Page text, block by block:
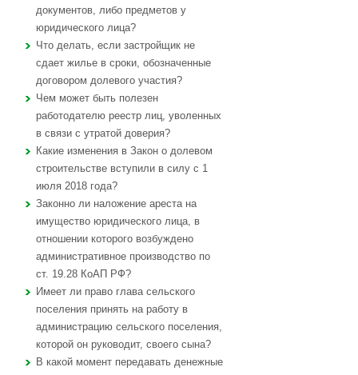
документов, либо предметов у
юридического лица?
Что делать, если застройщик не
сдает жилье в сроки, обозначенные
договором долевого участия?
Чем может быть полезен
работодателю реестр лиц, уволенных
в связи с утратой доверия?
Какие изменения в Закон о долевом
строительстве вступили в силу с 1
июля 2018 года?
Законно ли наложение ареста на
имущество юридического лица, в
отношении которого возбуждено
административное производство по
ст. 19.28 КоАП РФ?
Имеет ли право глава сельского
поселения принять на работу в
администрацию сельского поселения,
которой он руководит, своего сына?
В какой момент передавать денежные